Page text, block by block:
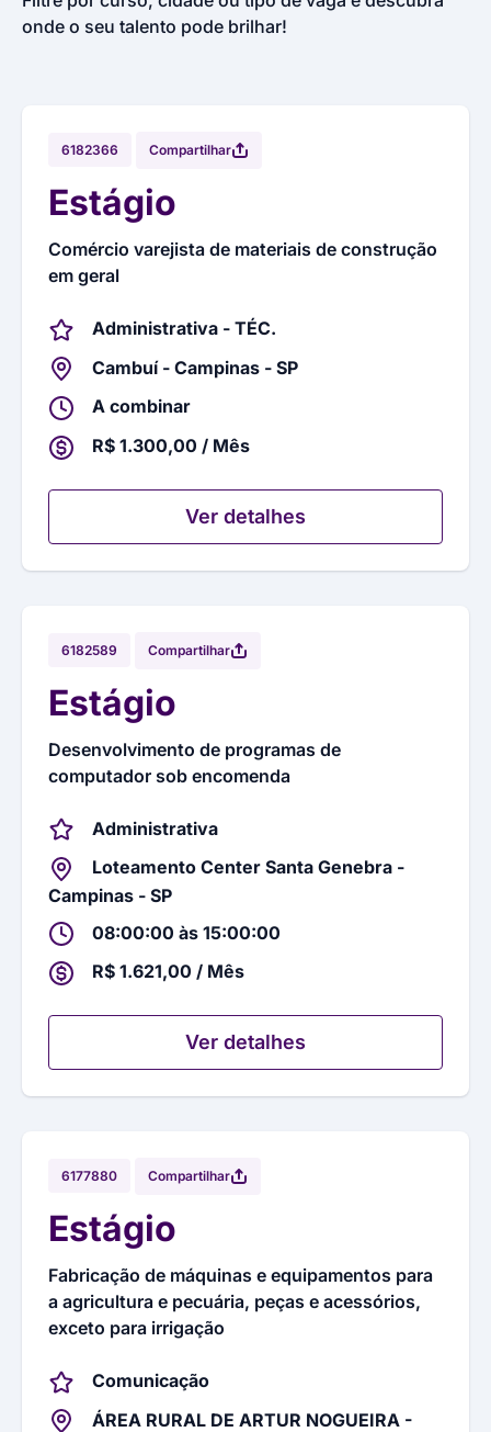
onde o seu talento pode brilhar!
6182366 Compartilhar
Estágio
Comércio varejista de materiais de construção
em geral
Administrativa - TÉC.
Cambuí - Campinas - SP
A combinar
R$ 1.300,00 / Mês
Ver detalhes
6182589 Compartilhar
Estágio
Desenvolvimento de programas de
computador sob encomenda
Administrativa
Loteamento Center Santa Genebra -
Campinas - SP
08:00:00 às 15:00:00
R$ 1.621,00 / Mês
Ver detalhes
6177880 Compartilhar
Estágio
Fabricação de máquinas e equipamentos para
a agricultura e pecuária, peças e acessórios,
exceto para irrigação
Comunicação
ÁREA RURAL DE ARTUR NOGUEIRA -